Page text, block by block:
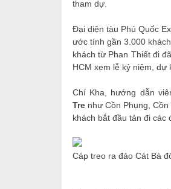
tham dự.
Đại diện tàu Phú Quốc
ước tính gần 3.000
khách từ Phan Thiết đi
HCM xem lễ kỷ niệm, dự
Chí Kha, hướng dẫn
Trenhư Cồn Phụng, Cồn
khách bắt đầu tản đi các
Cáp treo ra đảo Cát Bà